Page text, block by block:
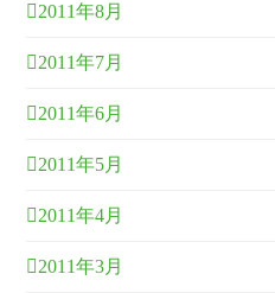
2011年8月
2011年7月
2011年6月
2011年5月
2011年4月
2011年3月